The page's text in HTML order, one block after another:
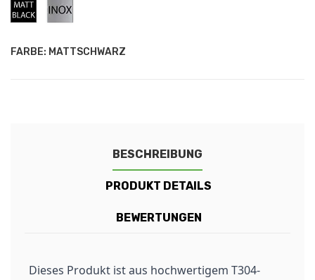
FARBE: MATTSCHWARZ
Mattschwarz
BESCHREIBUNG
PRODUKT DETAILS
BEWERTUNGEN
Dieses Produkt ist aus hochwertigem T304-